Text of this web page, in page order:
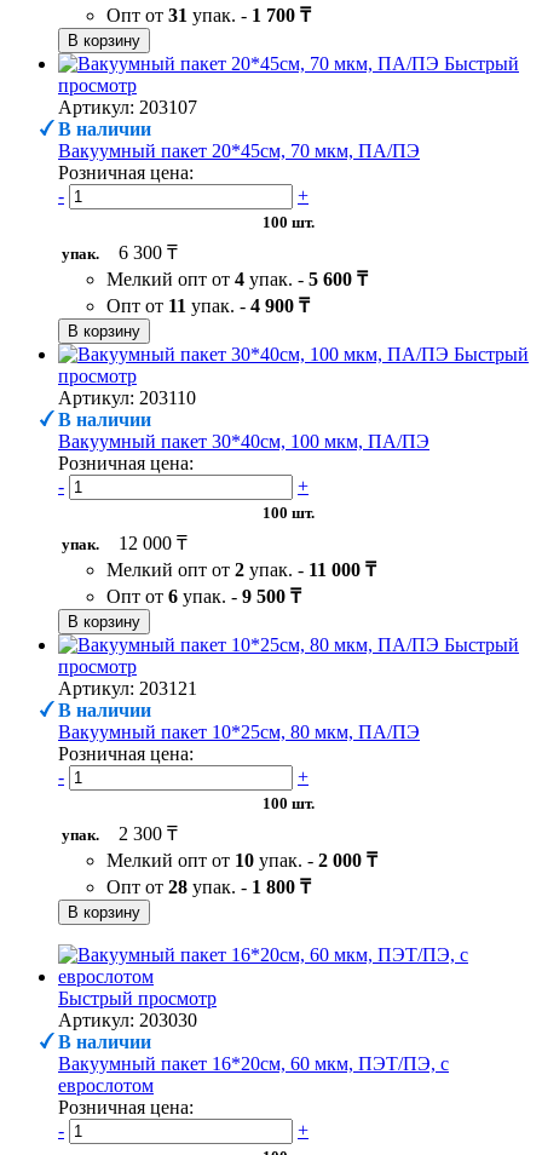
Опт от 31 упак. - 1 700 ₸
В корзину
Быстрый
просмотр
Артикул: 203107
В наличии
Вакуумный пакет 20*45см, 70 мкм, ПА/ПЭ
Розничная цена:
-
+
100 шт.
упак.
6 300 ₸
Мелкий опт от 4 упак. - 5 600 ₸
Опт от 11 упак. - 4 900 ₸
В корзину
Быстрый
просмотр
Артикул: 203110
В наличии
Вакуумный пакет 30*40см, 100 мкм, ПА/ПЭ
Розничная цена:
-
+
100 шт.
упак.
12 000 ₸
Мелкий опт от 2 упак. - 11 000 ₸
Опт от 6 упак. - 9 500 ₸
В корзину
Быстрый
просмотр
Артикул: 203121
В наличии
Вакуумный пакет 10*25см, 80 мкм, ПА/ПЭ
Розничная цена:
-
+
100 шт.
упак.
2 300 ₸
Мелкий опт от 10 упак. - 2 000 ₸
Опт от 28 упак. - 1 800 ₸
В корзину
Быстрый просмотр
Артикул: 203030
В наличии
Вакуумный пакет 16*20см, 60 мкм, ПЭТ/ПЭ, с
еврослотом
Розничная цена:
-
+